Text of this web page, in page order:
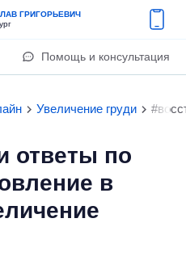
ГРИГОРЬЕВИЧ
Помощь и консультация
Увеличение груди
ответы по
в